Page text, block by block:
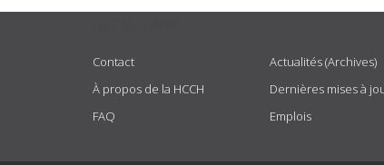
Contact
À propos de la HCCH
FAQ
Actualités (Archives)
Dernières mises à
Emplois